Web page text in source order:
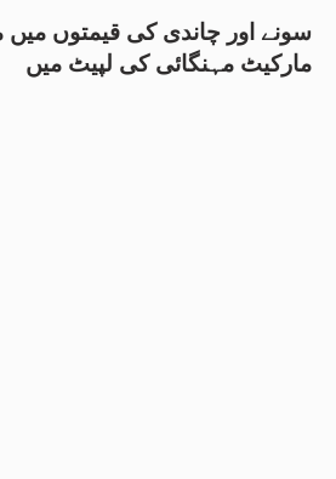
سونے اور چاندی کی قیمتوں میں
مارکیٹ مہنگائی کی لپیٹ میں